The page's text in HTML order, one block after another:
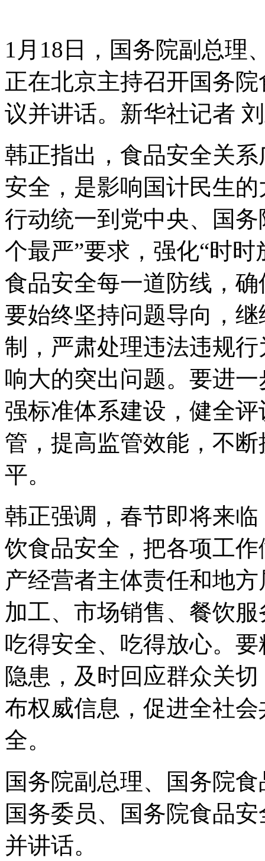
1月18日，国务院副总理
正在北京主持召开国务
议并讲话。 新华社记者
韩正指出，食品安全关
安全，是影响国计民生
行动统一到党中央、国
个最严”要求，强化“时
食品安全每一道防线，
要始终坚持问题导向，
制，严肃处理违法违规
响大的突出问题。要进
强标准体系建设，健全
管，提高监管效能，不
平。
韩正强调，春节即将来
饮食品安全，把各项工
产经营者主体责任和地
加工、市场销售、餐饮
吃得安全、吃得放心。
隐患，及时回应群众关
布权威信息，促进全社
全。
国务院副总理、国务院
国务委员、国务院食品
并讲话。